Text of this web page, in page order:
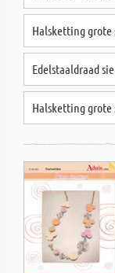
Halsketting grote
Edelstaaldraad
Halsketting grote